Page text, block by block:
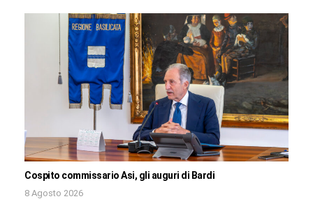
Cospito commissario Asi, gli auguri di Bardi
8 Agosto 2026